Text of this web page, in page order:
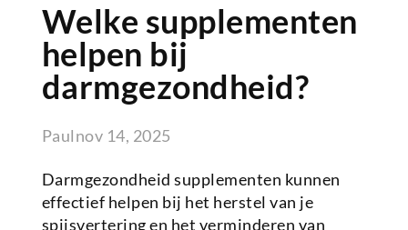
Welke supplementen
helpen bij
darmgezondheid?
Paulnov 14, 2025
Darmgezondheid supplementen kunnen
effectief helpen bij het herstel van je
spijsvertering en het verminderen van